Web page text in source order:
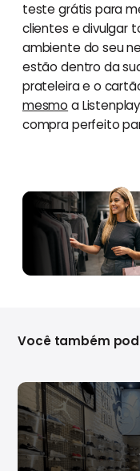
teste grátis para
clientes e divulgar
ambiente do seu
estão dentro da
prateleira e o
mesmo a
compra perfeito
Você também